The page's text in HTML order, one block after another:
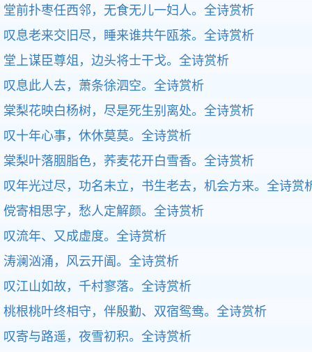
堂前扑枣任西邻，无食无儿一妇人。 全诗赏析
叹息老来交旧尽，睡来谁共午瓯茶。 全诗赏析
堂上谋臣尊俎，边头将士干戈。 全诗赏析
叹息此人去，萧条徐泗空。 全诗赏析
棠梨花映白杨树，尽是死生别离处。 全诗赏析
叹十年心事，休休莫莫。 全诗赏析
棠梨叶落胭脂色，荞麦花开白雪香。 全诗赏析
叹年光过尽，功名未立，书生老去，机会方来。 全诗赏
傥寄相思字，愁人定解颜。 全诗赏析
叹流年、又成虚度。 全诗赏析
涛澜汹涌，风云开阖。 全诗赏析
叹江山如故，千村寥落。 全诗赏析
桃根桃叶终相守，伴殷勤、双宿鸳鸯。 全诗赏析
叹寄与路遥，夜雪初积。 全诗赏析